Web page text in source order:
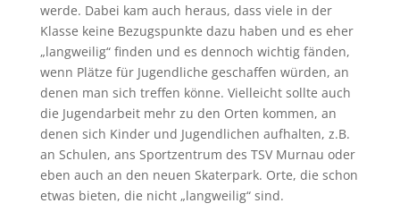
werde. Dabei kam auch heraus, dass viele in der
Klasse keine Bezugspunkte dazu haben und es eher
„langweilig“ finden und es dennoch wichtig fänden,
wenn Plätze für Jugendliche geschaffen würden, an
denen man sich treffen könne. Vielleicht sollte auch
die Jugendarbeit mehr zu den Orten kommen, an
denen sich Kinder und Jugendlichen aufhalten, z.B.
an Schulen, ans Sportzentrum des TSV Murnau oder
eben auch an den neuen Skaterpark. Orte, die schon
etwas bieten, die nicht „langweilig“ sind.